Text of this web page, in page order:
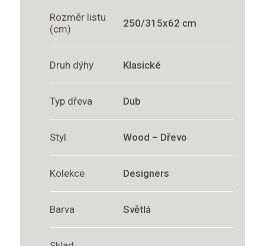
Rozměr listu
(cm)
250/315x62 cm
Druh dýhy Klasické
Typ dřeva Dub
Styl Wood – Dřevo
Kolekce Designers
Barva Světlá